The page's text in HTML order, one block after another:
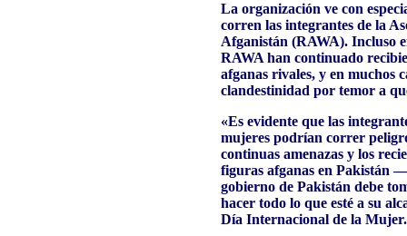
La organización ve con
corren las integrantes de la
Afganistán (RAWA). Incluso
RAWA han continuado
afganas rivales, y en muchos
clandestinidad por temor a
«Es evidente que las
mujeres podrían correr
continuas amenazas y los
figuras afganas en Pakistán
gobierno de Pakistán debe
hacer todo lo que esté a su
Día Internacional de la